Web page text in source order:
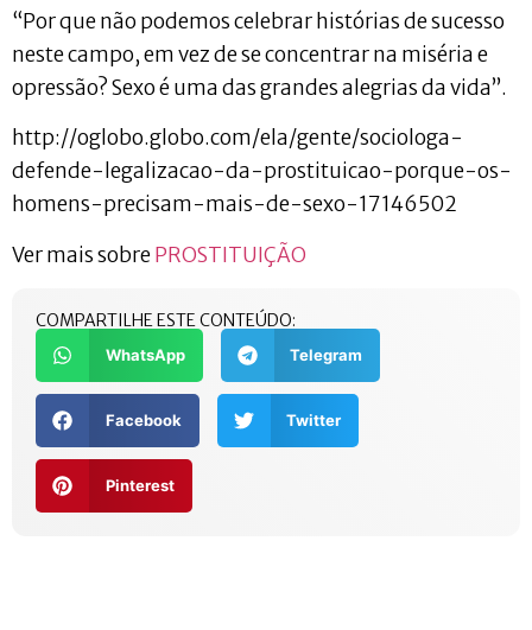
“Por que não podemos celebrar histórias de sucesso
neste campo, em vez de se concentrar na miséria e
opressão? Sexo é uma das grandes alegrias da vida”.
http://oglobo.globo.com/ela/gente/sociologa-
defende-legalizacao-da-prostituicao-porque-os-
homens-precisam-mais-de-sexo-17146502
Ver mais sobrePROSTITUIÇÃO
COMPARTILHE ESTE CONTEÚDO:
WhatsApp Telegram
Facebook Twitter
Pinterest